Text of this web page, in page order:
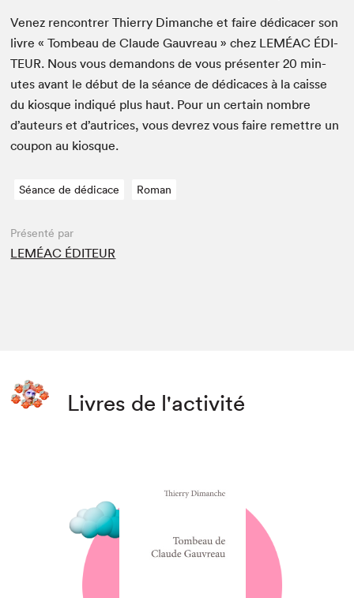
Venez ren­con­tr­er Thier­ry Dimanche et faire dédi­cac­er son
livre « Tombeau de Claude Gau­vreau » chez LEMÉAC ÉDI­
TEUR. Nous vous deman­dons de vous présen­ter20 min­
utes avant le début de la séance de dédi­caces à la caisse
du kiosque indiqué plus haut. Pour un cer­tain nom­bre
d’auteurs et d’autrices, vous devrez vous faire remet­tre un
coupon au kiosque.
Séance de dédicace Roman
Présenté par
LEMÉAC ÉDITEUR
Livres de l'activité